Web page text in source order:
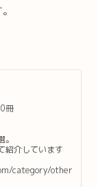
冊
紹介しています
category/other